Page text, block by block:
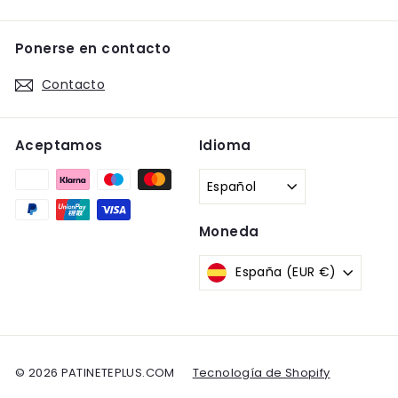
Ponerse en contacto
Contacto
Aceptamos Idioma
Español
Moneda
España (EUR €)
© 2026 PATINETEPLUS.COM Tecnología de Shopify